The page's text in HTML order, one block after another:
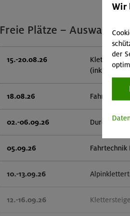
Freie Plätze – Auswahl
15.-20.08.26
(inkl. Ü)
18.08.26 Fahrtechnik
02.-06.09.26
05.09.26 Fahrtechnik
10.-13.09.26
12.-16.09.26
Wir
der